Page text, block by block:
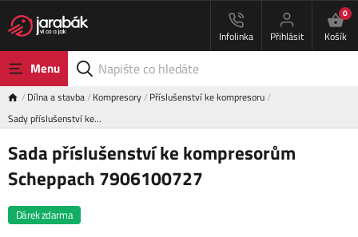
Infolinka Přihlásit
0
Košík
Menu
Dílna a stavba Kompresory Příslušenství ke kompresoru
Sady příslušenství ke…
Sada příslušenství ke kompresorům
Scheppach 7906100727
Dárek zdarma